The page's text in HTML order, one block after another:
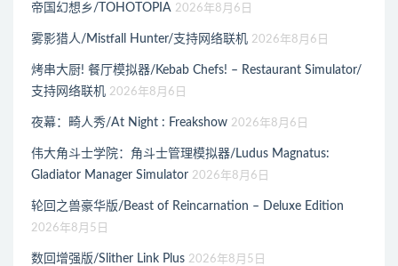
帝国幻想乡/TOHOTOPIA 2026年8月6日
雾影猎人/Mistfall Hunter/支持网络联机 2026年8月6日
烤串大厨! 餐厅模拟器/Kebab Chefs! – Restaurant Simulator/
支持网络联机 2026年8月6日
夜幕：畸人秀/At Night : Freakshow 2026年8月6日
伟大角斗士学院：角斗士管理模拟器/Ludus Magnatus:
Gladiator Manager Simulator 2026年8月6日
轮回之兽豪华版/Beast of Reincarnation – Deluxe Edition
2026年8月5日
数回增强版/Slither Link Plus 2026年8月5日